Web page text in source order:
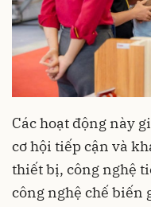
Các hoạt động này
cơ hội tiếp cận và
thiết bị, công nghệ
công nghệ chế biến